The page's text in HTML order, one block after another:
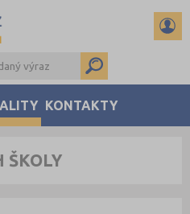
KONTAKTY
ŠKOLY